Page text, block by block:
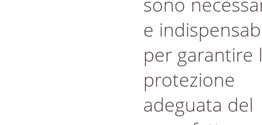
e
per garantire
protezione
adeguata del